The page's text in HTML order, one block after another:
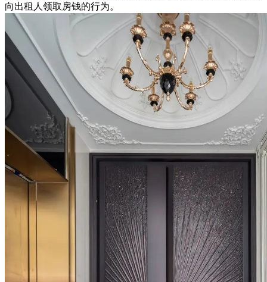
向出租人领取房钱的行为。